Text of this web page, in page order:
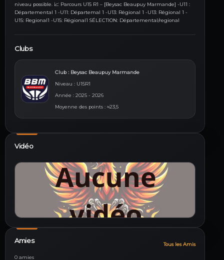
niveau possible. 📈 Parcours U15 R1 – [Beysac Beaupuy Marmande] -U11 :
Départemental 1 -U11: Départemal 1 -U13: Régional 1 -U13: Régional 1 -
U15: Regional1 -U15: Régional1 SÉLECTION: Départemental/regional
Clubs
Club : Beysac Beaupuy Marmande
Niveau : U15R1
Année : 2025 - 2026
Moyenne des points : ≈23,5
Vidéo
Amies Tous les Amis
0 amies